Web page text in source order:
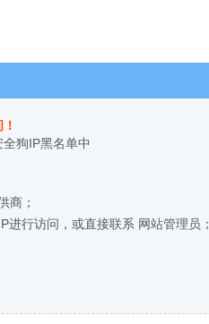
狗IP黑名单中
商；
进行访问，或直接联系 网站管理员；